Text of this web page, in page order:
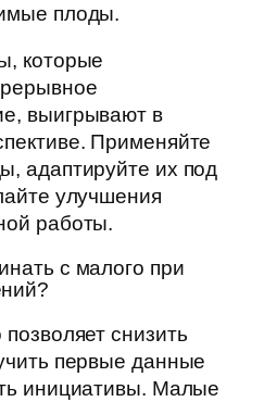
плоды.
которые
выигрывают в
Применяйте
адаптируйте их под
улучшения
работы.
с малого при
снизить
первые данные
инициативы. Малые